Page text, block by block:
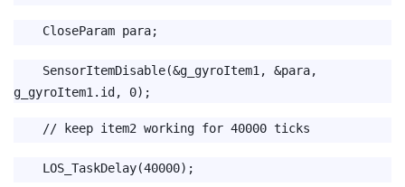
CloseParam para;
SensorItemDisable(&g_gyroItem1, &para,
g_gyroItem1.id, 0);
// keep item2 working for 40000 ticks
LOS_TaskDelay(40000);